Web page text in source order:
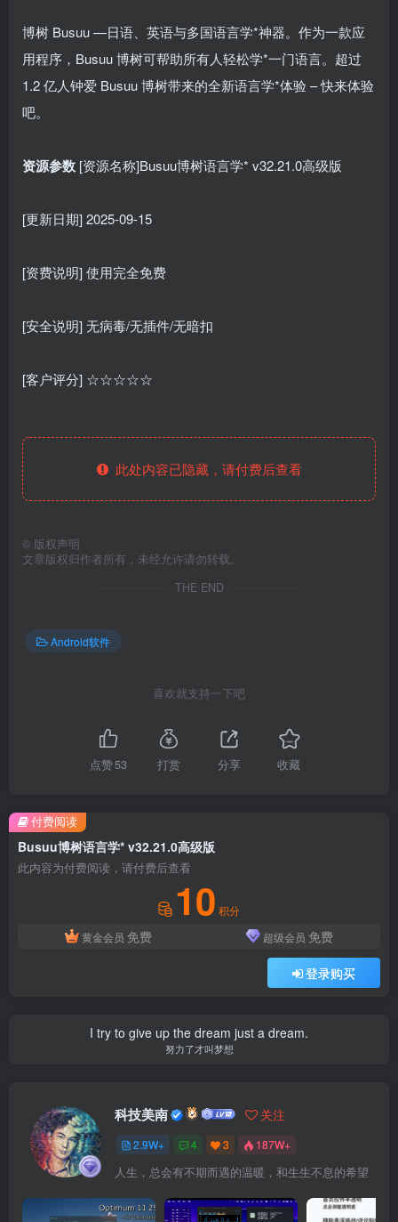
博树 Busuu —日语、英语与多国语言学*神器。作为一款应
用程序，Busuu 博树可帮助所有人轻松学*一门语言。超过
1.2 亿人钟爱 Busuu 博树带来的全新语言学*体验 – 快来体验
吧。
资源参数 [资源名称]Busuu博树语言学* v32.21.0高级版
[更新日期] 2025-09-15
[资费说明] 使用完全免费
[安全说明] 无病毒/无插件/无暗扣
[客户评分] ☆☆☆☆☆
此处内容已隐藏，请付费后查看
© 版权声明
文章版权归作者所有，未经允许请勿转载。
THE END
Android软件
喜欢就支持一下吧
点赞53 打赏 分享 收藏
Busuu博树语言学* v32.21.0高级版
此内容为付费阅读，请付费后查看
10 积分
黄金会员 免费 超级会员 免费
登录购买
付费阅读
I try to give up the dream just a dream.
努力了才叫梦想
科技美南 关注
2.9W+ 4 3 187W+
人生，总会有不期而遇的温暖，和生生不息的希望